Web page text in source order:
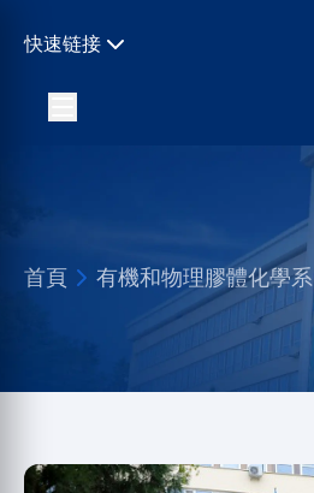
快速链接
首頁 有機和物理膠體化學系